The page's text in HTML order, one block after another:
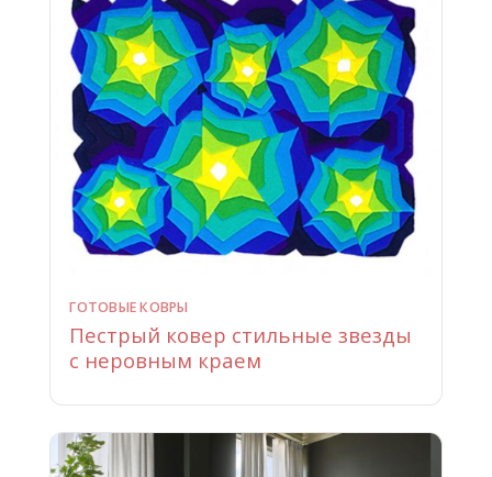
ГОТОВЫЕ КОВРЫ
Пестрый ковер стильные звезды
с неровным краем